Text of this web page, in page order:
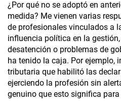
¿Por qué no se adoptó en
medida? Me vienen varias
de profesionales vinculados a
influencia política en la
desatención o problemas de
ha tenido la caja. Por ejemplo,
tributaria que habilitó las
ejerciendo la profesión sin
genuino que esto significa